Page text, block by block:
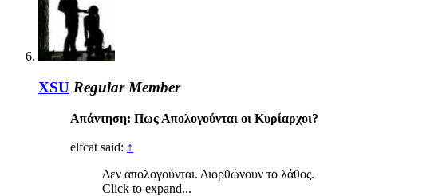
XSU Regular Member
Απάντηση: Πως Απολογούνται οι Κυρίαρχοι?
elfcat said: ↑
Δεν απολογούνται. Διορθώνουν το λάθος.
Click to expand...